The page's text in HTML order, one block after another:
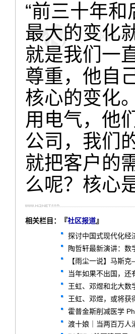
“前三十年
最大的变化
就是我们一
尊重，他自
核心的变化
用电气，他
公司，我们
就把客户的
么呢？核心
相关栏目：『社区报道』
探讨中国式现代化经
陶哲轩最新演讲：数
【雨尘一说】马斯
当年如果不出国，还
王虹、邓煜和北大数
王虹、邓煜，或将获
霍普金斯削减医学
渡十娘｜当两百万人